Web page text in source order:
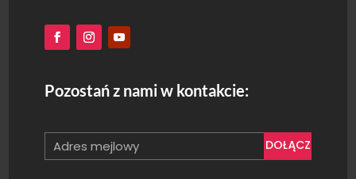
Pozostań z nami w kontakcie:
DOŁĄCZ